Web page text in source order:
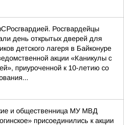
Росгвардейцы
день открытых дверей для
детского лагеря в Байконуре
акции «Каникулы с
приуроченной к 10-летию со
и общественница МУ МВД
присоединились к акции